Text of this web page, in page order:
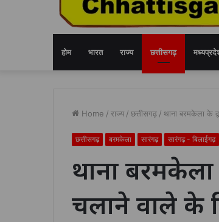
होम भारत राज्य छत्तीसगढ़
Home / राज्य / छत्तीसगढ़ / थाना बरमकेला के
छत्तीसगढ़ बरमकेला सारंगढ़ सारंगढ़ - बिलाईगढ़
थाना बरमकेला
चलाने वाले के